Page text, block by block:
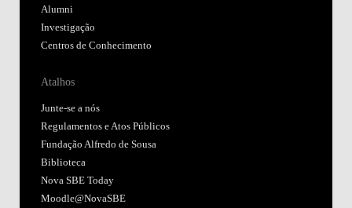
Alumni
Investigação
Centros de Conhecimento
Atalhos
Junte-se a nós
Regulamentos e Atos Públicos
Fundação Alfredo de Sousa
Biblioteca
Nova SBE Today
Moodle@NovaSBE